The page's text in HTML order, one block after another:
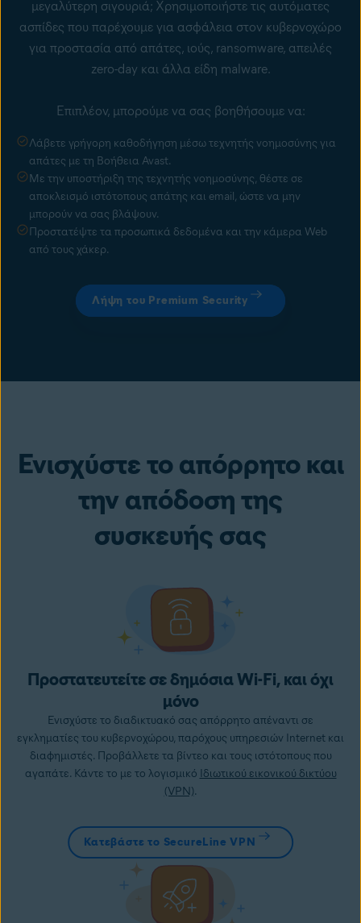
μεγαλύτερη σιγουριά; Χρησιμοποιήστε τις αυτόματες
ασπίδες που παρέχουμε για ασφάλεια στον κυβερνοχώρο
για προστασία από απάτες, ιούς, ransomware, απειλές
zero-day και άλλα είδη malware.
Επιπλέον, μπορούμε να σας βοηθήσουμε να:
Λάβετε γρήγορη καθοδήγηση μέσω τεχνητής νοημοσύνης για
απάτες με τη Βοήθεια Avast.
Με την υποστήριξη της τεχνητής νοημοσύνης, θέστε σε
αποκλεισμό ιστότοπους απάτης και email, ώστε να μην
μπορούν να σας βλάψουν.
Προστατέψτε τα προσωπικά δεδομένα και την κάμερα Web
από τους χάκερ.
Λήψη του Premium Security
Ενισχύστε το απόρρητο και
την απόδοση της
συσκευής σας
Προστατευτείτε σε δημόσια Wi-Fi, και όχι
μόνο
Ενισχύστε το διαδικτυακό σας απόρρητο απέναντι σε
εγκληματίες του κυβερνοχώρου, παρόχους υπηρεσιών Internet και
διαφημιστές. Προβάλλετε τα βίντεο και τους ιστότοπους που
αγαπάτε. Κάντε το με το λογισμικό Ιδιωτικού εικονικού δικτύου
(VPN).
Κατεβάστε το SecureLine VPN